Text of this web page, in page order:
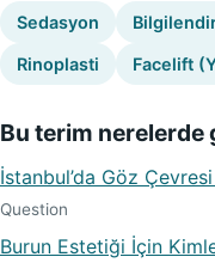
Sedasyon
Rinoplasti Facelift
Bu terim nerelerde
İstanbul’da Göz
Question
Burun Estetiği İçin